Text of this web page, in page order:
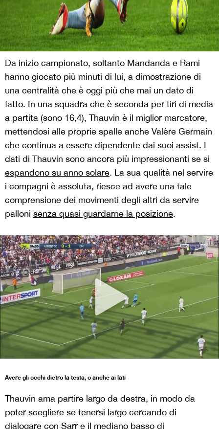
Da inizio campionato, soltanto Mandanda e Rami
hanno giocato più minuti di lui, a dimostrazione di
una centralità che è oggi più che mai un dato di
fatto. In una squadra che è seconda per tiri di media
a partita (sono 16,4), Thauvin è il miglior marcatore,
mettendosi alle proprie spalle anche Valère Germain
che continua a essere dipendente dai suoi assist. I
dati di Thauvin sono ancora più impressionanti se si
espandono su anno solare. La sua qualità nel servire
i compagni è assoluta, riesce ad avere una tale
comprensione dei movimenti degli altri da servire
palloni senza quasi guardarne la posizione.
Avere gli occhi dietro la testa, o anche ai lati
Thauvin ama partire largo da destra, in modo da
poter scegliere se tenersi largo cercando di
dialogare con Sarr e il mediano basso di